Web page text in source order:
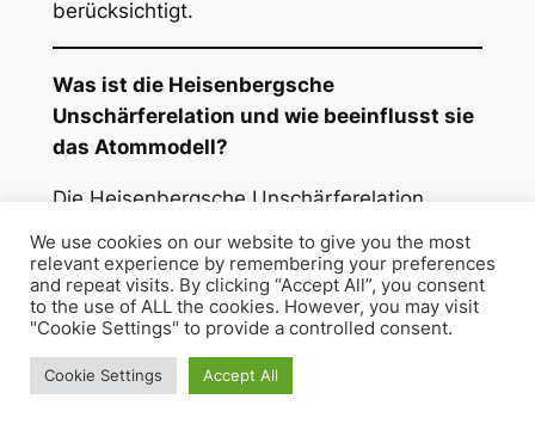
berücksichtigt.
Was ist die Heisenbergsche
Unschärferelation und wie beeinflusst sie
das Atommodell?
Die Heisenbergsche Unschärferelation
besagt, dass es unmöglich ist, den genauen
Ort und Impuls eines Elektrons gleichzeitig
exakt zu bestimmen. Dies führt dazu, dass
Elektronen in Atommodellen nicht als
Teilchen mit einer festen Bahn beschrieben
werden können, sondern als
We use cookies on our website to give you the most
relevant experience by remembering your preferences
and repeat visits. By clicking “Accept All”, you consent
to the use of ALL the cookies. However, you may visit
"Cookie Settings" to provide a controlled consent.
Cookie Settings Accept All